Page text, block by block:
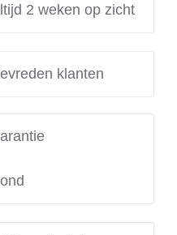
2 weken op zicht
klanten